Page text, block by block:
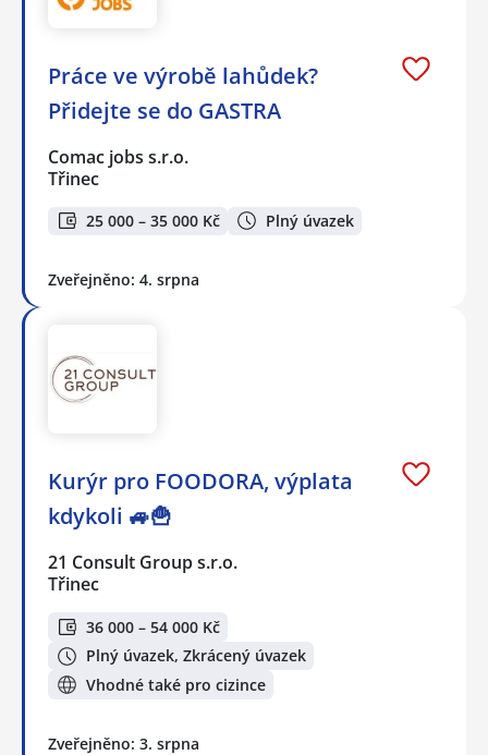
Práce ve výrobě lahůdek?
Přidejte se do GASTRA
Comac jobs s.r.o.
Třinec
25 000 – 35 000 Kč Plný úvazek
Zveřejněno: 4. srpna
Kurýr pro FOODORA, výplata
kdykoli 🚙🍟
21 Consult Group s.r.o.
Třinec
36 000 – 54 000 Kč
Plný úvazek, Zkrácený úvazek
Vhodné také pro cizince
Zveřejněno: 3. srpna